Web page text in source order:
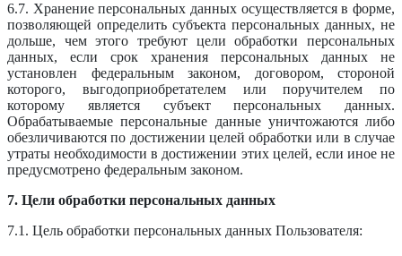
6.7. Хранение персональных данных осуществляется в форме,
позволяющей определить субъекта персональных данных, не
дольше, чем этого требуют цели обработки персональных
данных, если срок хранения персональных данных не
установлен федеральным законом, договором, стороной
которого, выгодоприобретателем или поручителем по
которому является субъект персональных данных.
Обрабатываемые персональные данные уничтожаются либо
обезличиваются по достижении целей обработки или в случае
утраты необходимости в достижении этих целей, если иное не
предусмотрено федеральным законом.
7. Цели обработки персональных данных
7.1. Цель обработки персональных данных Пользователя: